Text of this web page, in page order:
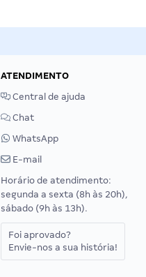
ATENDIMENTO
Central de ajuda
Chat
WhatsApp
E-mail
Horário de atendimento:
segunda a sexta (8h às 20h),
sábado (9h às 13h).
Foi aprovado?
Envie-nos a sua história!